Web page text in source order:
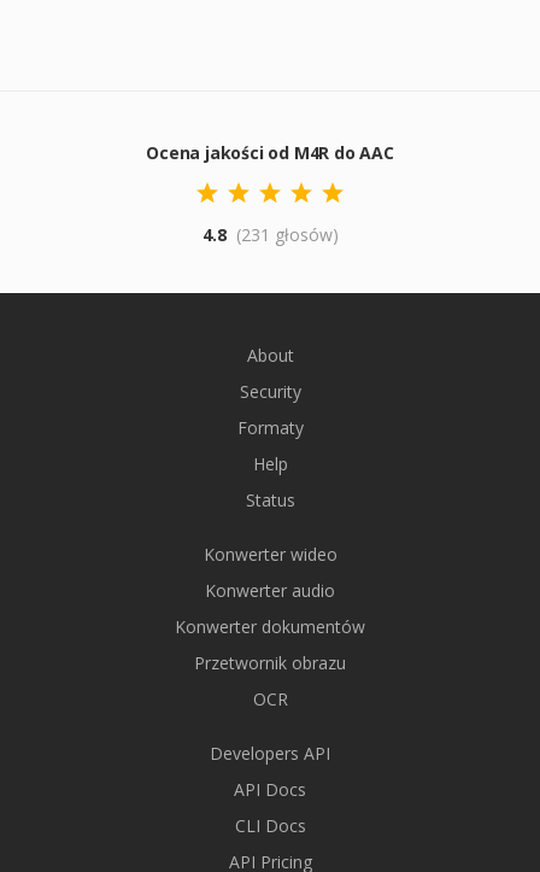
Ocena jakości od M4R do AAC
4.8 (231 głosów)
About
Security
Formaty
Help
Status
Konwerter wideo
Konwerter audio
Konwerter dokumentów
Przetwornik obrazu
OCR
Developers API
API Docs
CLI Docs
API Pricing